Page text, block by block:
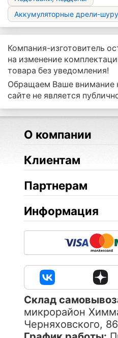
Аккумуляторные дрели-
Компания-изготовитель
на изменение
товара без уведомления!
Обращаем Ваше внимание
сайте не является
О компании
Клиентам
Партнерам
Информация
Cклад
микрорайон
Черняховского,